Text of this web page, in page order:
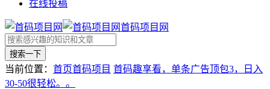
在线投稿
首码项目网
搜索一下
当前位置： 首页首码项目 首码趣享看，单条广告顶包3，日入
30-50很轻松。。